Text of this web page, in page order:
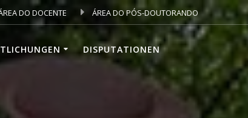
DO DOCENTE ÁREA DO PÓS-DOUTORANDO
DISPUTATIONEN